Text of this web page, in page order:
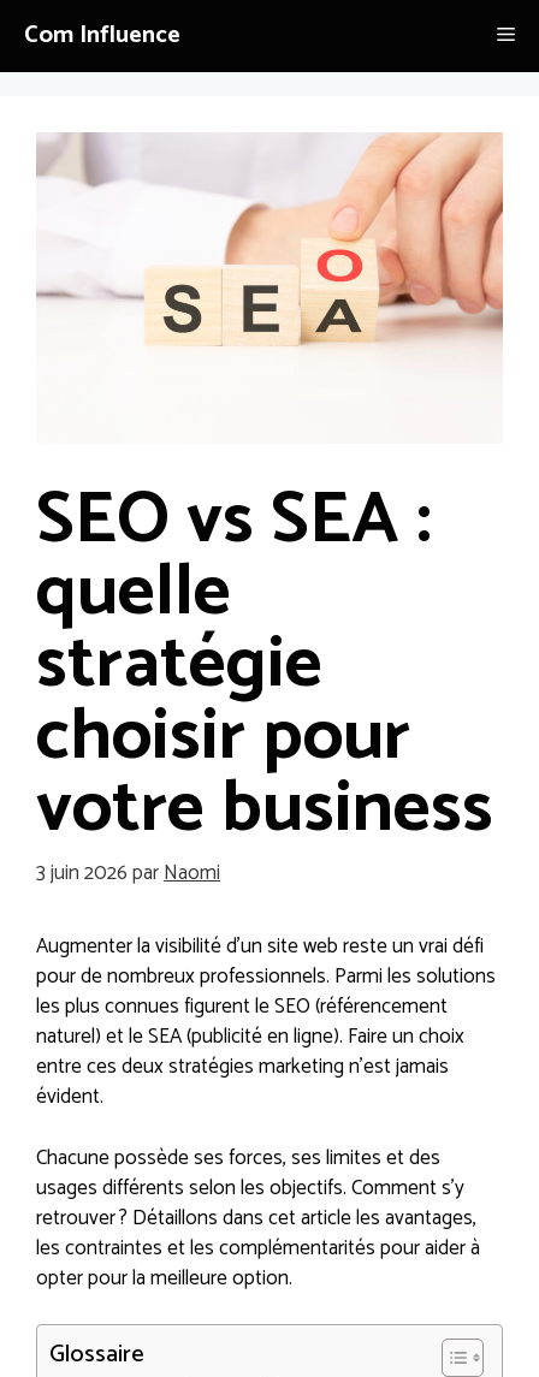
contenu
Com Influence
SEO vs SEA :
quelle
stratégie
choisir pour
votre business
3 juin 2026parNaomi
Augmenter la visibilité d’un site web reste un vrai défi
pour de nombreux professionnels. Parmi les solutions
les plus connues figurent le SEO (référencement
naturel) et le SEA (publicité en ligne). Faire un choix
entre ces deux stratégies marketing n’est jamais
évident.
Chacune possède ses forces, ses limites et des
usages différents selon les objectifs. Comment s’y
retrouver ? Détaillons dans cet article les avantages,
les contraintes et les complémentarités pour aider à
opter pour la meilleure option.
Glossaire